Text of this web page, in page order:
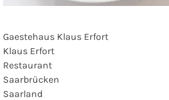
Gaestehaus Klaus Erfort
Klaus Erfort
Restaurant
Saarbrücken
Saarland